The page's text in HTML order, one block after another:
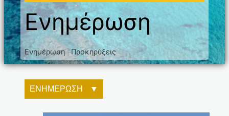
Ενημέρωση
Ενημέρωση|Προκηρύξεις
ΕΝΗΜΕΡΩΣΗ